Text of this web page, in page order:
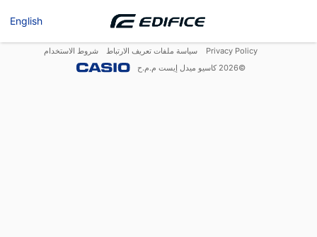
English
Privacy Policy سياسة ملفات تعريف الارتباط
شروط الاستخدام
©
2026 كاسيو ميدل إيست م.م.ح